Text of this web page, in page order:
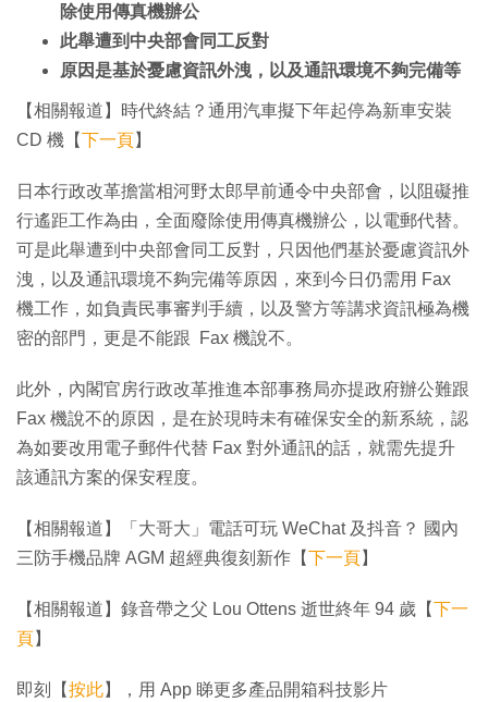
除使用傳真機辦公
此舉遭到中央部會同工反對
原因是基於憂慮資訊外洩，以及通訊環境不夠完備等
【相關報道】時代終結？通用汽車擬下年起停為新車安裝
CD 機【下一頁】
日本行政改革擔當相河野太郎早前通令中央部會，以阻礙推
行遙距工作為由，全面廢除使用傳真機辦公，以電郵代替。
可是此舉遭到中央部會同工反對，只因他們基於憂慮資訊外
洩，以及通訊環境不夠完備等原因，來到今日仍需用 Fax
機工作，如負責民事審判手續，以及警方等講求資訊極為機
密的部門，更是不能跟 Fax 機說不。
此外，內閣官房行政改革推進本部事務局亦提政府辦公難跟
Fax 機說不的原因，是在於現時未有確保安全的新系統，認
為如要改用電子郵件代替 Fax 對外通訊的話，就需先提升
該通訊方案的保安程度。
【相關報道】「大哥大」電話可玩 WeChat 及抖音？ 國內
三防手機品牌 AGM 超經典復刻新作【下一頁】
【相關報道】錄音帶之父 Lou Ottens 逝世終年 94 歲【下一
頁】
即刻【按此】，用 App 睇更多產品開箱科技影片